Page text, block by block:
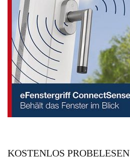
KOSTENLOS PROBELESEN